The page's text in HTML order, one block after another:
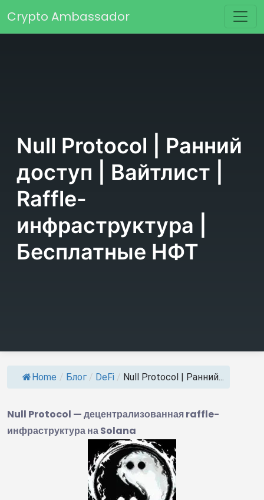
Основная навигация
Crypto Ambassador
Null Protocol | Ранний
доступ | Вайтлист |
Raffle-
инфраструктура |
Бесплатные НФТ
Home / Блог / DeFi / Null Protocol | Ранний...
Null Protocol — децентрализованная raffle-
инфраструктура на Solana